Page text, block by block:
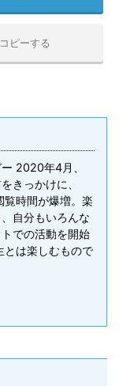
コピーする
2020年4月、
きっかけに、
時間が爆増。楽
自分もいろんな
での活動を開始
とは楽しむもので